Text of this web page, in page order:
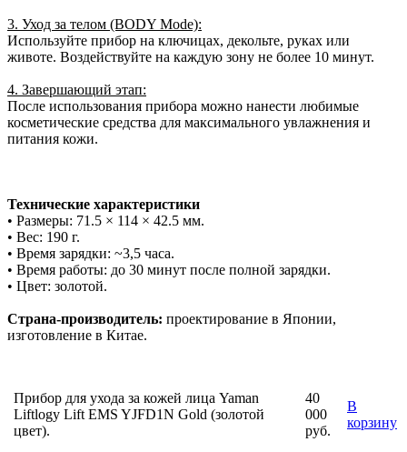
3. Уход за телом (BODY Mode):
Используйте прибор на ключицах, декольте, руках или
животе. Воздействуйте на каждую зону не более 10 минут.
4. Завершающий этап:
После использования прибора можно нанести любимые
косметические средства для максимального увлажнения и
питания кожи.
Технические характеристики
• Размеры: 71.5 × 114 × 42.5 мм.
• Вес: 190 г.
• Время зарядки: ~3,5 часа.
• Время работы: до 30 минут после полной зарядки.
• Цвет: золотой.
Страна-производитель: проектирование в Японии,
изготовление в Китае.
Прибор для ухода за кожей лица Yaman
Liftlogy Lift EMS YJFD1N Gold (золотой
цвет).
40
000
руб.
В
корзину